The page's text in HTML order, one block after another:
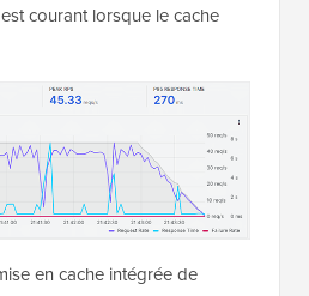
courant lorsque le cache
en cache intégrée de